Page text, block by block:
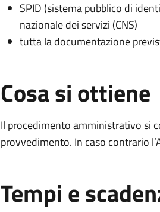
SPID (sistema pubblico di
nazionale dei servizi (CNS)
tutta la documentazione
Cosa si ottiene
Il procedimento amministrativo si
provvedimento. In caso contrario
Tempi e